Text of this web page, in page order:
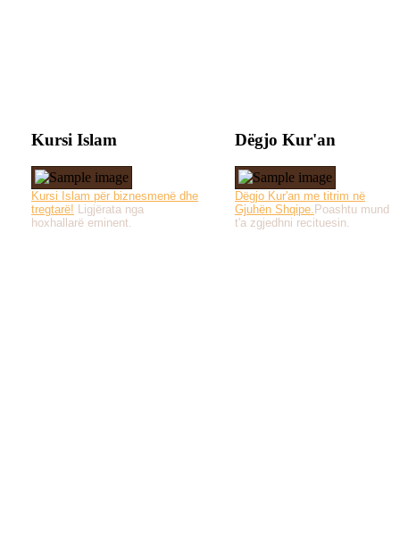
Kursi Islam
Kursi Islam për biznesmenë dhe
tregtarë! Ligjërata nga
hoxhallarë eminent.
Dëgjo Kur'an
Dëgjo Kur'an me titrim në
Gjuhën Shqipe. Poashtu mund
t'a zgjedhni recituesin.